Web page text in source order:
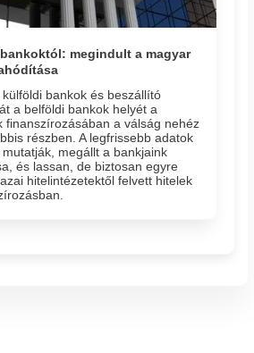
bankoktól: megindult a magyar
bankok és beszállító
a belföldi bankok helyét a
finanszírozásában a válság nehéz
részben. A legfrissebb adatok
megállt a bankjaink
és lassan, de biztosan egyre
hitelintézetektől felvett hitelek